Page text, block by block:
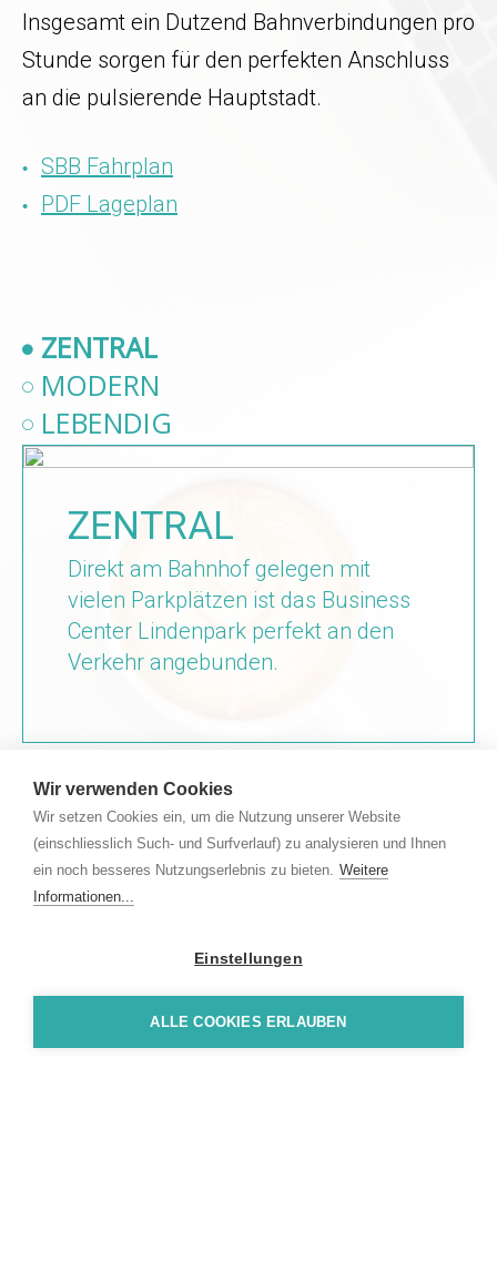
Wir verwenden Cookies
Wir setzen Cookies ein, um die Nutzung unserer Website
(einschliesslich Such- und Surfverlauf) zu analysieren und Ihnen
ein noch besseres Nutzungserlebnis zu bieten. Weitere
Informationen...
Einstellungen
ALLE COOKIES ERLAUBEN
Insgesamt ein Dutzend Bahnverbindungen pro
Stunde sorgen für den perfekten Anschluss
an die pulsierende Hauptstadt.
SBB Fahrplan
PDF Lageplan
ZENTRAL
MODERN
LEBENDIG
ZENTRAL
Direkt am Bahnhof gelegen mit
vielen Parkplätzen ist das Business
Center Lindenpark perfekt an den
Verkehr angebunden.